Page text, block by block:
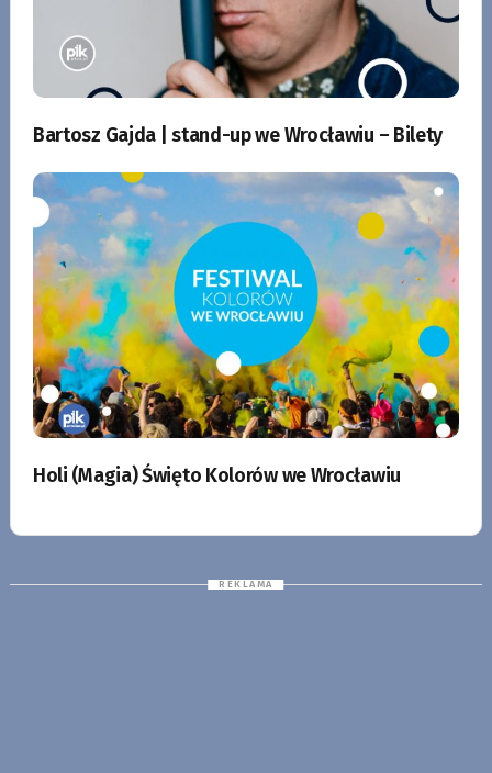
Bartosz Gajda | stand-up we Wrocławiu – Bilety
Holi (Magia) Święto Kolorów we Wrocławiu